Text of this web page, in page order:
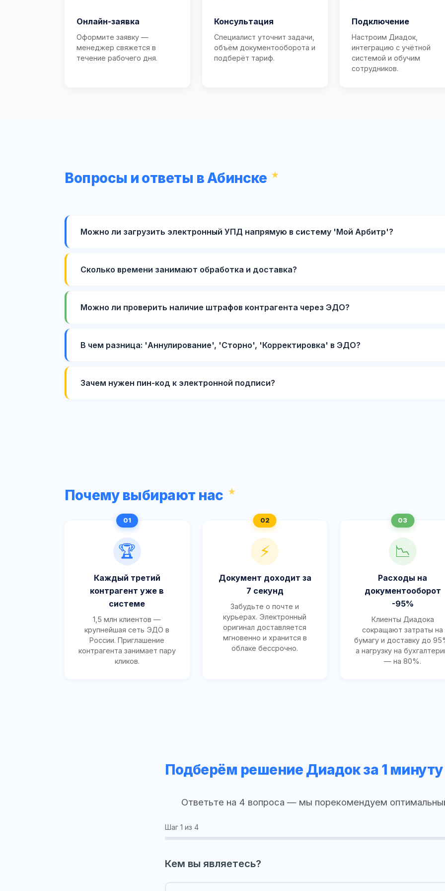
Онлайн-заявка
Оформите заявку —
менеджер свяжется в
течение рабочего дня.
Консультация
Специалист уточнит задачи,
объём документооборота и
подберёт тариф.
Подключение
Настроим Диадок,
интеграцию с учётной
системой и обучим
сотрудников.
Вопросы и ответы в Абинске
Можно ли загрузить электронный УПД напрямую в систему 'Мой Арбитр'?
Сколько времени занимают обработка и доставка?
Можно ли проверить наличие штрафов контрагента через ЭДО?
В чем разница: 'Аннулирование', 'Сторно', 'Корректировка' в ЭДО?
Зачем нужен пин-код к электронной подписи?
Почему выбирают нас
🏆
Каждый третий
контрагент уже в
системе
1,5 млн клиентов —
крупнейшая сеть ЭДО в
России. Приглашение
контрагента занимает пару
кликов.
⚡
Документ доходит за
7 секунд
Забудьте о почте и
курьерах. Электронный
оригинал доставляется
мгновенно и хранится в
облаке бессрочно.
📉
Расходы на
документооборот
-95%
Клиенты Диадока
сокращают затраты на
бумагу и доставку до
а нагрузку на
— на 80%.
Подберём решение Диадок за 1 минуту
Ответьте на 4 вопроса — мы порекомендуем
Шаг 1 из 4
Кем вы являетесь?